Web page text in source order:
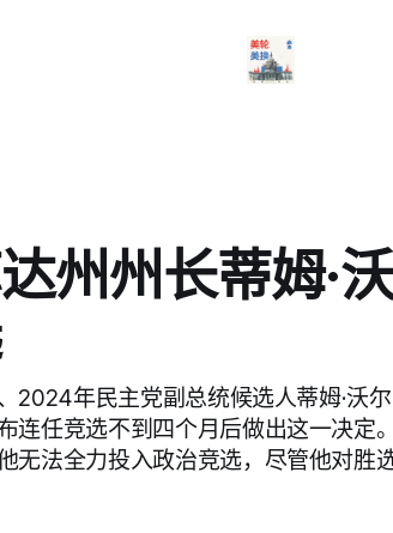
州州长蒂姆·
2024年民主党副总统候选人蒂姆·沃
连任竞选不到四个月后做出这一决定
无法全力投入政治竞选，尽管他对胜